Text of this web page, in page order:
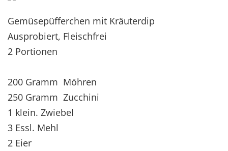
Gemüsepüfferchen mit Kräuterdip
Ausprobiert, Fleischfrei
2 Portionen
200 Gramm Möhren
250 Gramm Zucchini
1 klein. Zwiebel
3 Essl. Mehl
2 Eier